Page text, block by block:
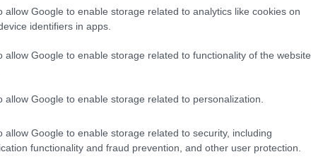
allow Google to enable storage related to analytics like cookies on
identifiers in apps.
allow Google to enable storage related to functionality of the website
allow Google to enable storage related to personalization.
allow Google to enable storage related to security, including
functionality and fraud prevention, and other user protection.
de esto, aproximadamente la mitad de los
apoyado la ley, lo que ha facilitado su avance
regulación de criptomonedas?
en Estados Unidos busca encontrar un
a los consumidores. Aun con la aprobación de la